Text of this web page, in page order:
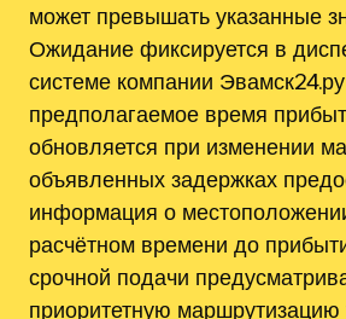
может превышать указанные
Ожидание фиксируется в
системе компании
предполагаемое время
обновляется при изменении
объявленных задержках
информация о
расчётном времени до
срочной подачи
приоритетную маршрутизацию